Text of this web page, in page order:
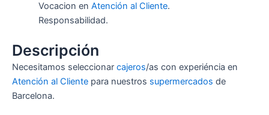
Vocacion en Atención al Cliente.
Responsabilidad.
Descripción
Necesitamos seleccionar cajeros/as con experiéncia en
Atención al Cliente para nuestros supermercados de
Barcelona.